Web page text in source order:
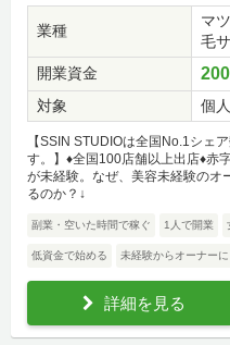
業種
マ
毛
開業資金
対象 個
【SSIN STUDIOは全国No.1シェ
す。】♦全国100店舗以上出店♦赤
が未経験。なぜ、美容未経験のオ
るのか？↓
副業・空いた時間で稼ぐ 1人で開業
低資金で始める 未経験からオーナーに
詳細を見る